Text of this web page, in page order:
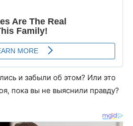
и забыли об этом? Или это
пока вы не выяснили правду?